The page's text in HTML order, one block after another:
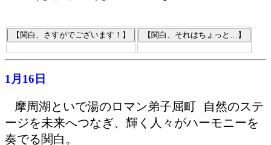
1月16日
摩周湖といで湯のロマン弟子屈町 自然のステ
ージを未来へつなぎ、輝く人々がハーモニーを
奏でる関白。